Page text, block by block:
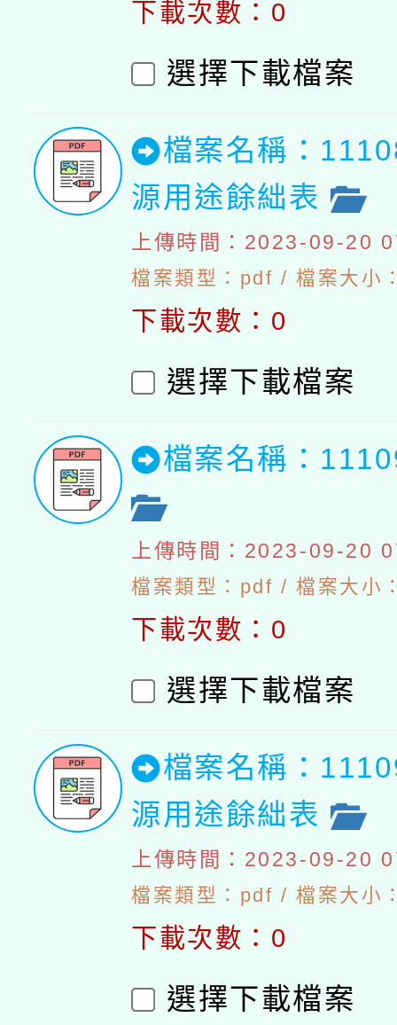
下載次數：0
選擇下載檔案
檔案名稱：
源用途餘絀表
上傳時間：2023-09-20
檔案類型：pdf / 檔案大小
下載次數：0
選擇下載檔案
檔案名稱：
上傳時間：2023-09-20
檔案類型：pdf / 檔案大小
下載次數：0
選擇下載檔案
檔案名稱：
源用途餘絀表
上傳時間：2023-09-20
檔案類型：pdf / 檔案大小
下載次數：0
選擇下載檔案